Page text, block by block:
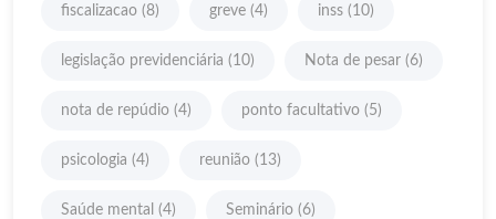
fiscalizacao (8) greve (4) inss (10)
legislação previdenciária (10) Nota de pesar (6)
nota de repúdio (4) ponto facultativo (5)
psicologia (4) reunião (13)
Saúde mental (4) Seminário (6)